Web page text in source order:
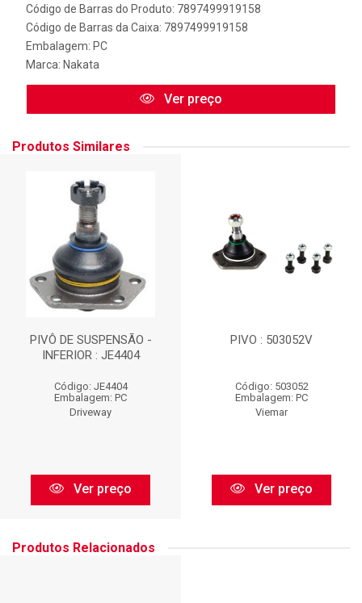
Código de Barras do Produto: 7897499919158
Código de Barras da Caixa: 7897499919158
Embalagem: PC
Marca: Nakata
Ver preço
Produtos Similares
PIVÔ DE SUSPENSÃO -
INFERIOR : JE4404
Código: JE4404
Embalagem: PC
Driveway
Ver preço
PIVO : 503052V
Código: 503052
Embalagem: PC
Viemar
Ver preço
Produtos Relacionados